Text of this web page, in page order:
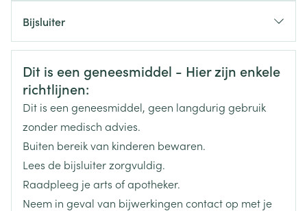
Uitzonderlijk gebruik: 0,5 mg/kg/dag
Organisaties NEURAXPHARM
Merken
Breedte 73 mm
Lengte
Diepte 24 mm
Bijsluiter
Nederlands
Nederlands
Duits
Duits
Frans Frans
Veiligheidsinformatie
Dit is een geneesmiddel - Hier zijn enkele
richtlijnen:
Dit is een geneesmiddel, geen langdurig gebruik
zonder medisch advies.
Buiten bereik van kinderen bewaren.
Lees de bijsluiter zorgvuldig.
Raadpleeg je arts of apotheker.
Neem in geval van bijwerkingen contact op met je